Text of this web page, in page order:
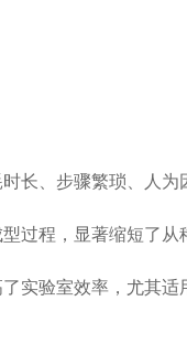
长、步骤繁琐、人为
过程，显著缩短了
实验室效率，尤其适